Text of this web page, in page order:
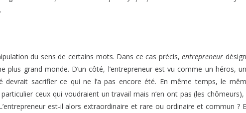
du sens de certains mots. Dans ce cas précis,entrepreneur
plus grand monde. D’un côté, l’entrepreneur est vu comme un héros,
sacrifier ce qui ne l’a pas encore été. En même temps, le
ceux qui voudraient un travail mais n’en ont pas (les chômeurs),
est-il alors extraordinaire et rare ou ordinaire et commun ?